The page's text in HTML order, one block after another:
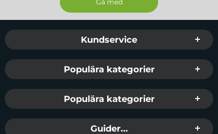
Sidfot Blandad info och länkar
Kundservice
Populära kategorier
Populära kategorier
Guider...